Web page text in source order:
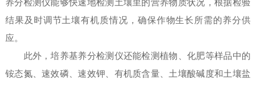
养分检测仪能够快速地检测土壤里的营养物质状况，根据检验
结果及时调节土壤有机质情况，确保作物生长所需的养分供
应。
此外，培养基养分检测仪还能检测植物、化肥等样品中的
铵态氮、速效磷、速效钾、有机质含量、土壤酸碱度和土壤盐